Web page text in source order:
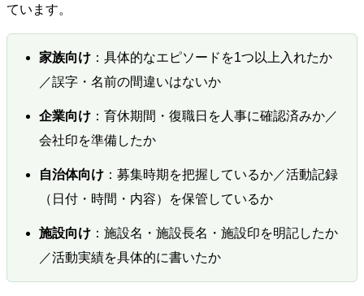
ています。
家族向け：具体的なエピソードを1つ以上入れたか
／誤字・名前の間違いはないか
企業向け：育休期間・復職日を人事に確認済みか／
会社印を準備したか
自治体向け：募集時期を把握しているか／活動記録
（日付・時間・内容）を保管しているか
施設向け：施設名・施設長名・施設印を明記したか
／活動実績を具体的に書いたか